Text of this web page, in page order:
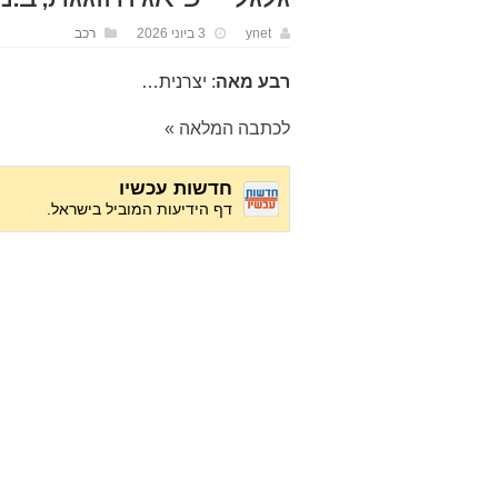
ynet 3 ביוני 2026 רכב
רבע מאה: יצרנית…
לכתבה המלאה »